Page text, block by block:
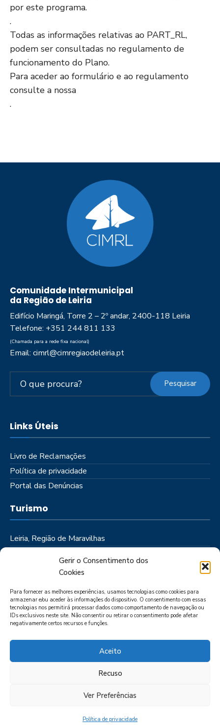
Gerir o Consentimento dos
Cookies
Para fornecer as melhores experiências, usamos tecnologias como cookies para
armazenar e/ou aceder às informações do dispositivo. O consentimento com essas
tecnologias nos permitirá processar dados como comportamento de navegação ou
IDs exclusivos neste site. Não consentir ou retirar o consentimento pode afetar
negativamente certos recursos e funções.
Aceito
Recuso
Ver Preferências
Política de privacidade
por este programa.
.
Todas as informações relativas ao PART_RL,
podem ser consultadas no regulamento de
funcionamento do Plano.
Para aceder ao formulário e ao regulamento
consulte a nossa
.
Comunidade Intermunicipal
da Região de Leiria
Edifício Maringá, Torre 2 – 2º andar, 2400-118 Leiria
Telefone: +351 244 811 133
(Chamada para a rede fixa nacional)
Email: cimrl@cimregiaodeleiria.pt
Pesquisar
Links Úteis
Livro de Reclamações
Política de privacidade
Portal das Denúncias
Turismo
Leiria, Região de Maravilhas
Roteiros
POLÍTICA DE PRIVACIDADE
DAS DENÚNCIAS